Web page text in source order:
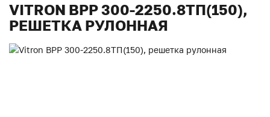
VITRON ВРР 300-2250.8ТП(150),
РЕШЕТКА РУЛОННАЯ